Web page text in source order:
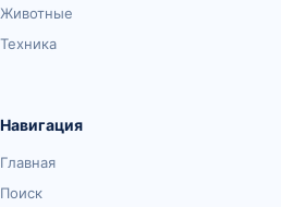
Животные
Техника
Навигация
Главная
Поиск